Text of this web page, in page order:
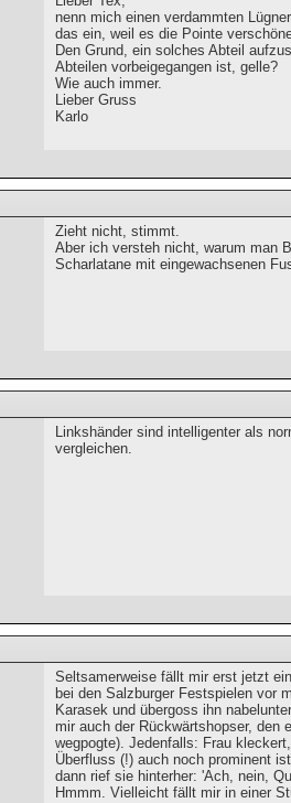
nenn mich einen verdammten
das ein, weil es die Pointe
Den Grund, ein solches Abteil
Abteilen vorbeigegangen ist, gelle?
Wie auch immer.
Lieber Gruss
Karlo
Zieht nicht, stimmt.
Aber ich versteh nicht, warum man
Scharlatane mit eingewachsenen
Linkshänder sind intelligenter als
vergleichen.
Seltsamerweise fällt mir erst jetzt
bei den Salzburger Festspielen vor
Karasek und übergoss ihn
mir auch der Rückwärtshopser, den
wegpogte). Jedenfalls: Frau
Überfluss (!) auch noch prominent
dann rief sie hinterher: 'Ach, nein,
Hmmm. Vielleicht fällt mir in einer